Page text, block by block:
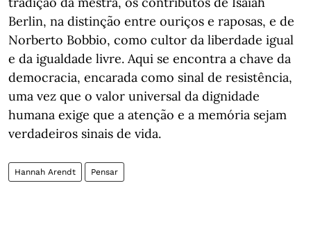
Berlin, na distinção entre ouriços e raposas, e de
Norberto Bobbio, como cultor da liberdade igual
e da igualdade livre. Aqui se encontra a chave da
democracia, encarada como sinal de resistência,
uma vez que o valor universal da dignidade
humana exige que a atenção e a memória sejam
verdadeiros sinais de vida.
Hannah Arendt Pensar